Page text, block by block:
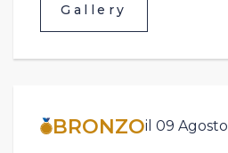
Gallery
BRONZOil 09 Agosto